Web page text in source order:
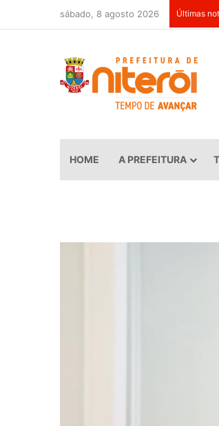
sábado, 8 agosto 2026 Últimas
HOME A PREFEITURA